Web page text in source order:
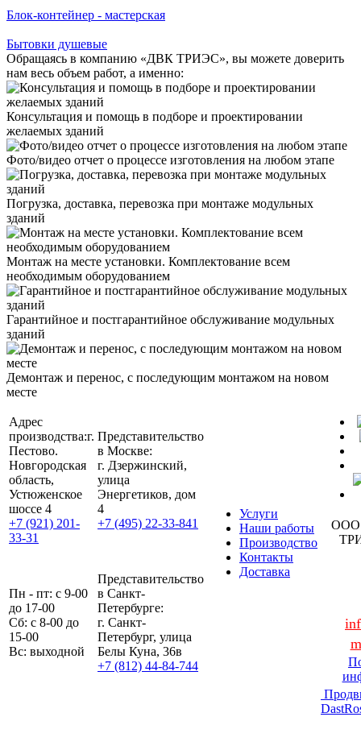
Блок-контейнер - мастерская
Бытовки душевые
Обращаясь в компанию «ДВК ТРИЭС», вы можете доверить
нам весь объем работ, а именно:
Консультация и помощь в подборе и проектировании
желаемых зданий
Фото/видео отчет о процессе изготовления на любом этапе
Погрузка, доставка, перевозка при монтаже модульных
зданий
Монтаж на месте установки. Комплектование всем
необходимым оборудованием
Гарантийное и постгарантийное обслуживание модульных
зданий
Демонтаж и перенос, с последующим монтажом на новом
месте
Адрес
производства:г.
Пестово.
Новгородская
область,
Устюженское
шоссе 4
+7 (921) 201-
33-31
Представительство
в Москве:
г. Дзержинский,
улица
Энергетиков, дом
4
+7 (495) 22-33-841
Услуги
Наши работы
Производство
Контакты
Доставка
ООО
Пн - пт: с 9-00
до 17-00
Сб: с 8-00 до
15-00
Вс: выходной
Представительство
в Санкт-
Петербурге:
г. Санкт-
Петербург, улица
Белы Куна, 36в
+7 (812) 44-84-744